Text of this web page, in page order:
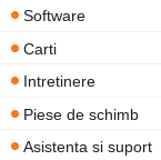
Software
Carti
Intretinere
Piese de schimb
Asistenta si suport